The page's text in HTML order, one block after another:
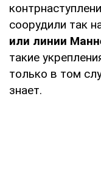
соорудили так
или линии
такие
только в том
знает.